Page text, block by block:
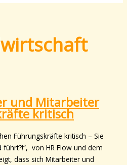
und Mitarbeiter
kritisch
Führungskräfte kritisch – Sie
führt?!“, von HR Flow und dem
dass sich Mitarbeiter und